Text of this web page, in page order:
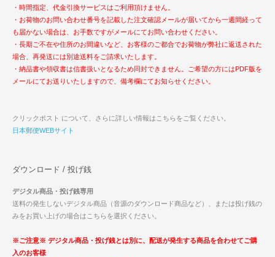
・時間指定、代金引換サービスはご利用頂けません。
・お荷物のお問い合わせ番号を記載した注文確認メールが届いてから一週間経って
も届かない場合は、お手数ですがメールにてお問い合わせください。
・長期ご不在や住所のお間違いなど、お客様のご都合でお荷物が弊社に返送された
場合、再発送には別途送料をご請求いたします。
・納品書や領収書は信書扱いとなるため同封できません。ご希望の方にはPDF版を
メールにてお送りいたしますので、備考欄にてお知らせください。
クリックポスト について、さらに詳しい情報はこちらをご覧ください。
日本郵便WEBサイト
ダウンロード / 投げ銭
デジタル商品・投げ銭専用
送料の発生しないデジタル商品（音源のダウンロード商品など）、または投げ銭の
みをお買い上げの場合はこちらを選択ください。
※ご注意※ デジタル商品・投げ銭とは別に、配送が発生する商品を合わせてご購
入のお客様